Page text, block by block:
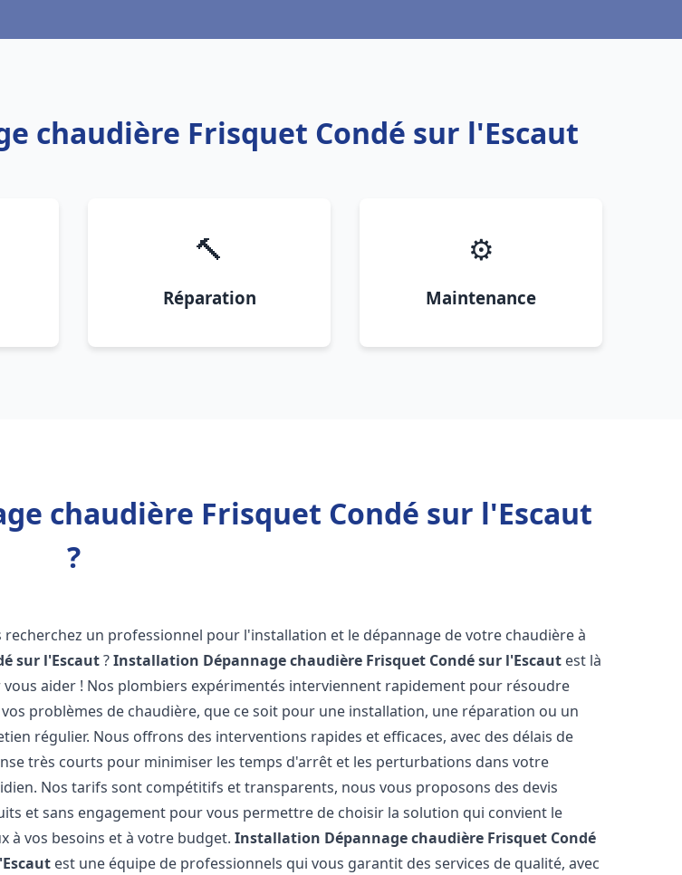
chaudière Frisquet Condé sur l'Escaut
🔨
Réparation
⚙️
Maintenance
chaudière Frisquet Condé sur l'Escaut
?
recherchez un professionnel pour l'installation et le dépannage de votre chaudière à
sur l'Escaut?Installation Dépannage chaudière Frisquet Condé sur l'Escaut est là
vous aider ! Nos plombiers expérimentés interviennent rapidement pour résoudre
problèmes de chaudière, que ce soit pour une installation, une réparation ou un
régulier. Nous offrons des interventions rapides et efficaces, avec des délais de
très courts pour minimiser les temps d'arrêt et les perturbations dans votre
Nos tarifs sont compétitifs et transparents, nous vous proposons des devis
et sans engagement pour vous permettre de choisir la solution qui convient le
à vos besoins et à votre budget.Installation Dépannage chaudière Frisquet Condé
est une équipe de professionnels qui vous garantit des services de qualité, avec